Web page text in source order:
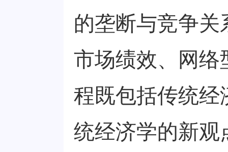
的垄断与竞争
市场绩效、网络
程既包括传统经
统经济学的新观